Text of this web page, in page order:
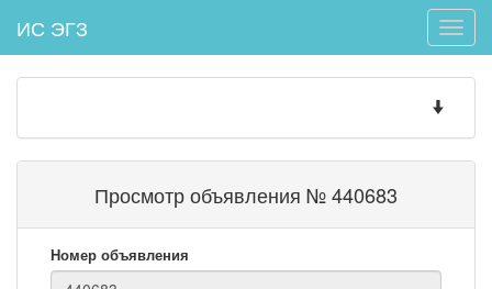
Toggle
ИС ЭГЗ
Toggle
Просмотр объявления № 440683
Номер объявления